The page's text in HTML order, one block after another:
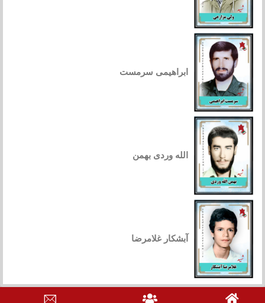
ابراهیمی سرمست
الله وردی بهمن
آبشکار غلامرضا